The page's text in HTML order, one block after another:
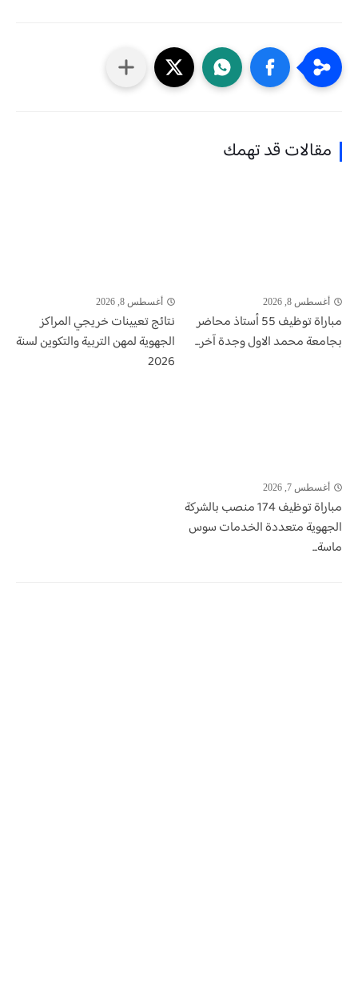
مقالات قد تهمك
أغسطس 8, 2026
مباراة توظيف 55 أستاذ محاضر
بجامعة محمد الاول وجدة آخر...
أغسطس 8, 2026
نتائج تعيينات خريجي المراكز
الجهوية لمهن التربية والتكوين لسنة
2026
أغسطس 7, 2026
مباراة توظيف 174 منصب بالشركة
الجهوية متعددة الخدمات سوس
ماسة...